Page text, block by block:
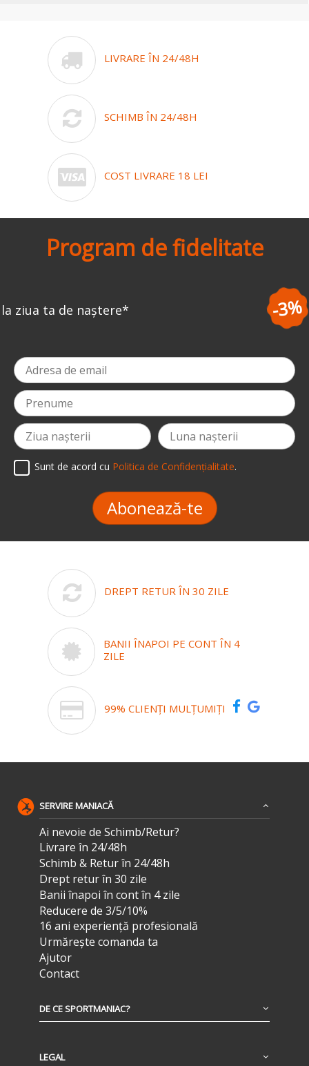
LIVRARE ÎN 24/48H
SCHIMB ÎN 24/48H
COST LIVRARE 18 LEI
Program de fidelitate
-3% la prima comandă
Sunt de acord cu Politica de Confidențialitate.
Abonează-te
DREPT RETUR ÎN 30 ZILE
BANII ÎNAPOI PE CONT ÎN 4
ZILE
99% CLIENȚI MULȚUMIȚI
SERVIRE MANIACĂ
Ai nevoie de Schimb/Retur?
Livrare în 24/48h
Schimb & Retur în 24/48h
Drept retur în 30 zile
Banii înapoi în cont în 4 zile
Reducere de 3/5/10%
16 ani experiență profesională
Urmărește comanda ta
Ajutor
Contact
DE CE SPORTMANIAC?
LEGAL